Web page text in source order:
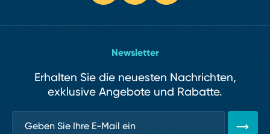
Newsletter
Erhalten Sie die neuesten Nachrichten,
exklusive Angebote und Rabatte.